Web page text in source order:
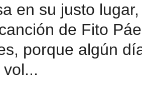
en su justo
de Fito
porque algún